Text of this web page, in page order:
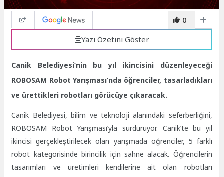
0
Yazı Özetini Göster
Canik Belediyesi’nin bu yıl ikincisini düzenleyeceği
ROBOSAM Robot Yarışması’nda öğrenciler, tasarladıkları
ve ürettikleri robotları görücüye çıkaracak.
Canik Belediyesi, bilim ve teknoloji alanındaki seferberliğini,
ROBOSAM Robot Yarışması’yla sürdürüyor. Canik’te bu yıl
ikincisi gerçekleştirilecek olan yarışmada öğrenciler, 5 farklı
robot kategorisinde birincilik için sahne alacak. Öğrencilerin
tasarımları ve üretimleri kendilerine ait olan robotları